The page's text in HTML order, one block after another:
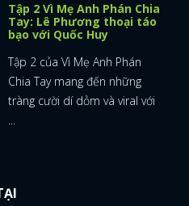
Tập 2 Vì Mẹ Anh Phán Chia
Tay: Lê Phương thoại táo
bạo với Quốc Huy
Tập 2 của Vì Mẹ Anh Phán
Chia Tay mang đến những
tràng cười dí dỏm và viral với
...